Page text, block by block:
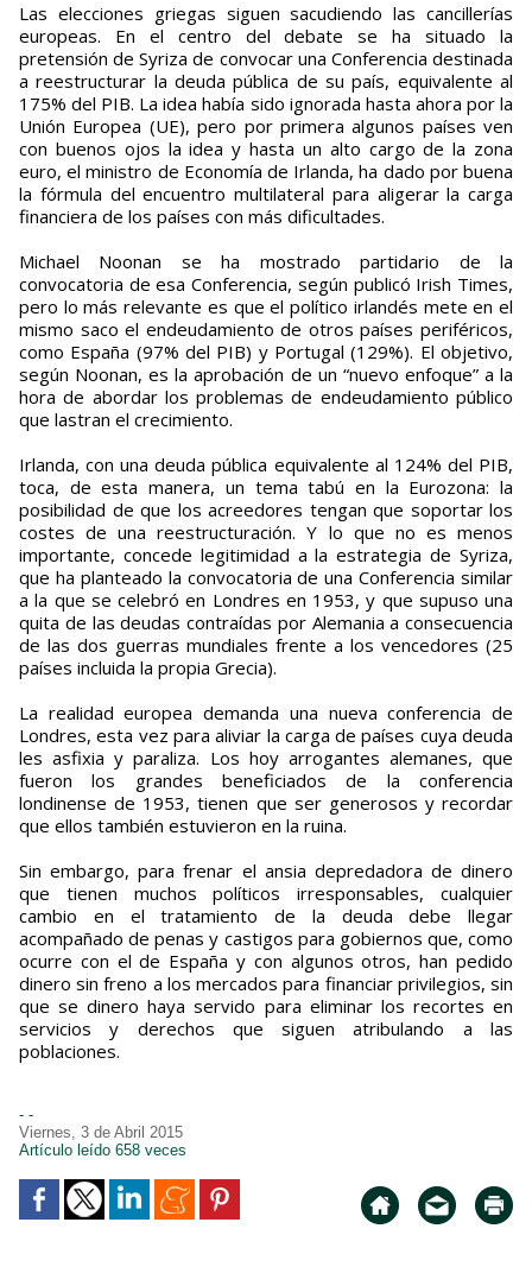
Las elecciones griegas siguen sacudiendo las cancillerías
europeas. En el centro del debate se ha situado la
pretensión de Syriza de convocar una Conferencia destinada
a reestructurar la deuda pública de su país, equivalente al
175% del PIB. La idea había sido ignorada hasta ahora por la
Unión Europea (UE), pero por primera algunos países ven
con buenos ojos la idea y hasta un alto cargo de la zona
euro, el ministro de Economía de Irlanda, ha dado por buena
la fórmula del encuentro multilateral para aligerar la carga
financiera de los países con más dificultades.
Michael Noonan se ha mostrado partidario de la
convocatoria de esa Conferencia, según publicó Irish Times,
pero lo más relevante es que el político irlandés mete en el
mismo saco el endeudamiento de otros países periféricos,
como España (97% del PIB) y Portugal (129%). El objetivo,
según Noonan, es la aprobación de un “nuevo enfoque” a la
hora de abordar los problemas de endeudamiento público
que lastran el crecimiento.
Irlanda, con una deuda pública equivalente al 124% del PIB,
toca, de esta manera, un tema tabú en la Eurozona: la
posibilidad de que los acreedores tengan que soportar los
costes de una reestructuración. Y lo que no es menos
importante, concede legitimidad a la estrategia de Syriza,
que ha planteado la convocatoria de una Conferencia similar
a la que se celebró en Londres en 1953, y que supuso una
quita de las deudas contraídas por Alemania a consecuencia
de las dos guerras mundiales frente a los vencedores (25
países incluida la propia Grecia).
La realidad europea demanda una nueva conferencia de
Londres, esta vez para aliviar la carga de países cuya deuda
les asfixia y paraliza. Los hoy arrogantes alemanes, que
fueron los grandes beneficiados de la conferencia
londinense de 1953, tienen que ser generosos y recordar
que ellos también estuvieron en la ruina.
Sin embargo, para frenar el ansia depredadora de dinero
que tienen muchos políticos irresponsables, cualquier
cambio en el tratamiento de la deuda debe llegar
acompañado de penas y castigos para gobiernos que, como
ocurre con el de España y con algunos otros, han pedido
dinero sin freno a los mercados para financiar privilegios, sin
que se dinero haya servido para eliminar los recortes en
servicios y derechos que siguen atribulando a las
poblaciones.
- -
Viernes, 3 de Abril 2015
Artículo leído 658 veces